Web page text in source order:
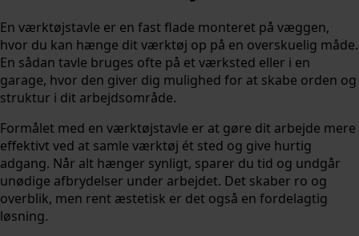
En værktøjstavle er en fast flade monteret på væggen,
hvor du kan hænge dit værktøj op på en overskuelig måde.
En sådan tavle bruges ofte på et værksted eller i en
garage, hvor den giver dig mulighed for at skabe orden og
struktur i dit arbejdsområde.
Formålet med en værktøjstavle er at gøre dit arbejde mere
effektivt ved at samle værktøj ét sted og give hurtig
adgang. Når alt hænger synligt, sparer du tid og undgår
unødige afbrydelser under arbejdet. Det skaber ro og
overblik, men rent æstetisk er det også en fordelagtig
løsning.